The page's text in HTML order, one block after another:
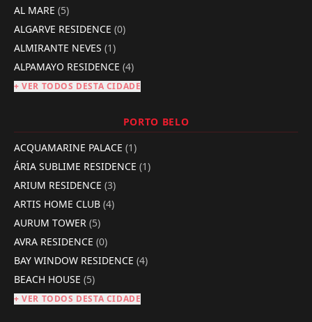
AL MARE (5)
ALGARVE RESIDENCE (0)
ALMIRANTE NEVES (1)
ALPAMAYO RESIDENCE (4)
+ VER TODOS DESTA CIDADE
PORTO BELO
ACQUAMARINE PALACE (1)
ÁRIA SUBLIME RESIDENCE (1)
ARIUM RESIDENCE (3)
ARTIS HOME CLUB (4)
AURUM TOWER (5)
AVRA RESIDENCE (0)
BAY WINDOW RESIDENCE (4)
BEACH HOUSE (5)
+ VER TODOS DESTA CIDADE